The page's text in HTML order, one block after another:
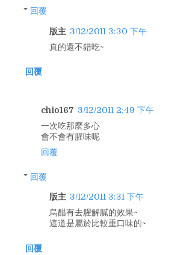
回覆
版主 3/12/2011 3:30 下午
真的還不錯吃~
回覆
chio167 3/12/2011 2:49 下午
一次吃那麼多心
會不會有腥味呢
回覆
回覆
版主 3/12/2011 3:31 下午
烏醋有去腥解膩的效果~
這道是屬於比較重口味的~
回覆